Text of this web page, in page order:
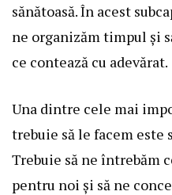
sănătoasă. În acest
ne organizăm timpul și
ce contează cu adevărat.
Una dintre cele mai
trebuie să le facem
Trebuie să ne întrebăm
pentru noi și să ne